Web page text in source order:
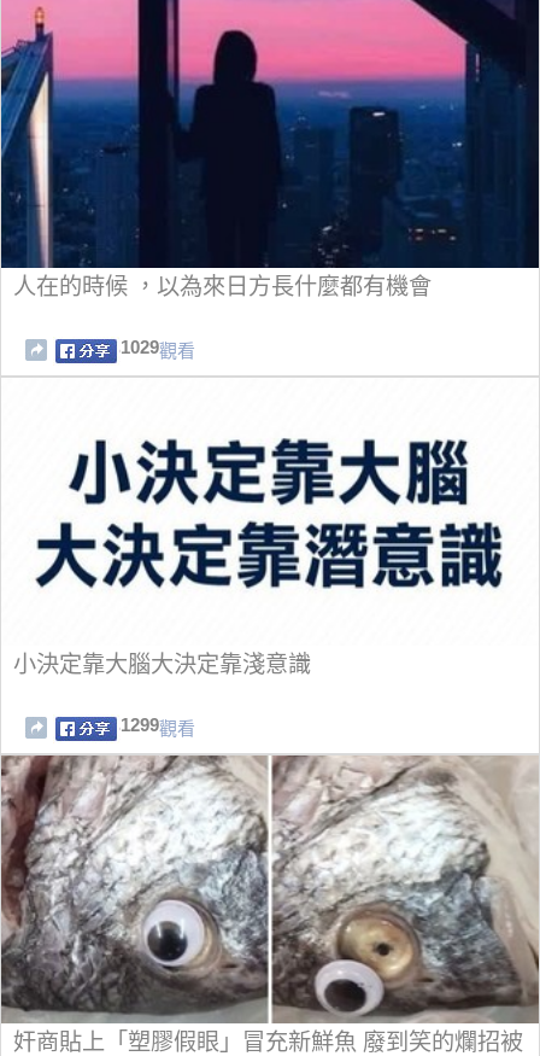
人在的時候 ，以為來日方長什麼都有機會
1029觀看
小決定靠大腦大決定靠淺意識
1299觀看
奸商貼上「塑膠假眼」冒充新鮮魚 廢到笑的爛招被